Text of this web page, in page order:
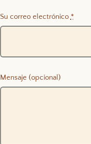
Su correo electrónico *
Mensaje (opcional)